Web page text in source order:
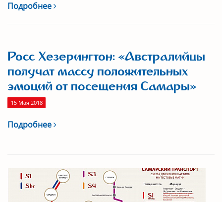
Подробнее
Росс Хезерингтон: «Австралийцы
получат массу положительных
эмоций от посещения Самары»
15 Мая 2018
Подробнее